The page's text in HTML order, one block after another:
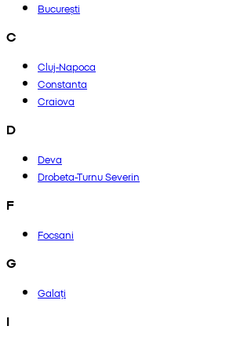
București
C
Cluj-Napoca
Constanta
Craiova
D
Deva
Drobeta-Turnu Severin
F
Focsani
G
Galați
I